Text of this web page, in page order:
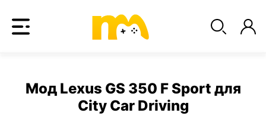
Мод Lexus GS 350 F Sport для
City Car Driving